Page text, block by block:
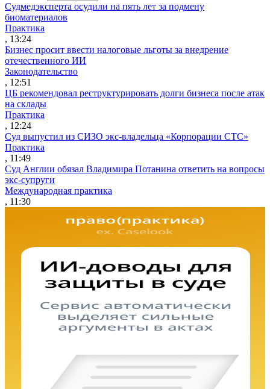
Судмедэксперта осудили на пять лет за подмену
биоматериалов
Практика
, 13:24
Бизнес просит ввести налоговые льготы за внедрение
отечественного ИИ
Законодательство
, 12:51
ЦБ рекомендовал реструктурировать долги бизнеса после атак
на склады
Практика
, 12:24
Суд выпустил из СИЗО экс-владельца «Корпорации СТС»
Практика
, 11:49
Суд Англии обязал Владимира Потанина ответить на вопросы
экс-супруги
Международная практика
, 11:30